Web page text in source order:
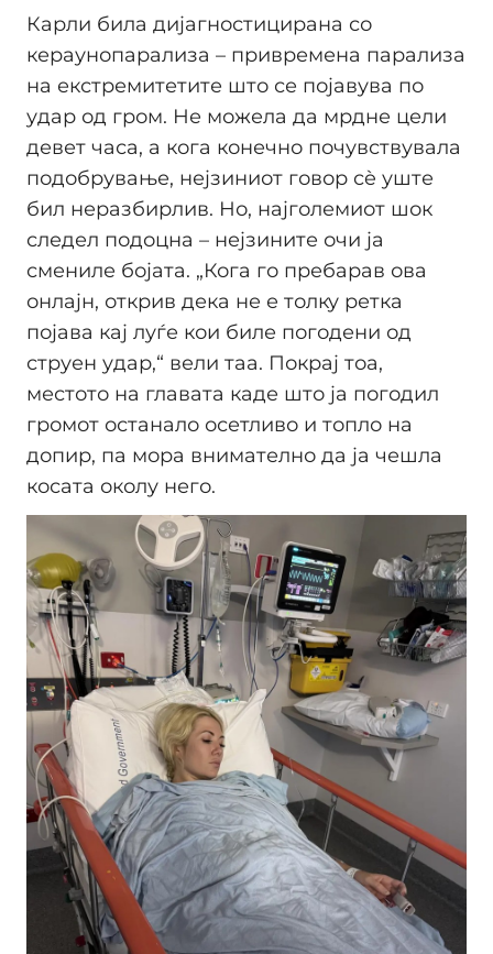
Карли била дијагностицирана со
кераунопарализа – привремена парализа
на екстремитетите што се појавува по
удар од гром. Не можела да мрдне цели
девет часа, а кога конечно почувствувала
подобрување, нејзиниот говор сè уште
бил неразбирлив. Но, најголемиот шок
следел подоцна – нејзините очи ја
смениле бојата. „Кога го пребарав ова
онлајн, открив дека не е толку ретка
појава кај луѓе кои биле погодени од
струен удар,“ вели таа. Покрај тоа,
местото на главата каде што ја погодил
громот останало осетливо и топло на
допир, па мора внимателно да ја чешла
косата околу него.